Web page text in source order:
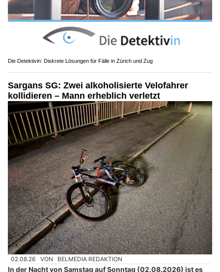
Die Detektivin: Diskrete Lösungen für Fälle in Zürich und Zug
Sargans SG: Zwei alkoholisierte Velofahrer
kollidieren – Mann erheblich verletzt
02.08.26 VON BELMEDIA REDAKTION
In der Nacht von Samstag auf Sonntag (02.08.2026) ist es